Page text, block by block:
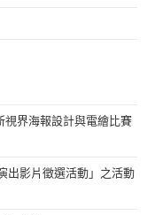
視界海報設計與電繪比賽
出影片徵選活動」之活動